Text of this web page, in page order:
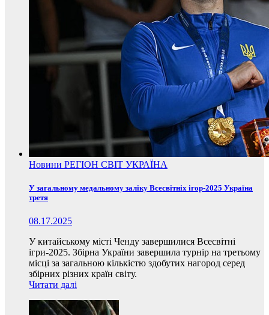
Новини РЕГІОН СВІТ УКРАЇНА
У загальному медальному заліку Всесвітніх ігор-2025 Україна
третя
08.17.2025
У китайському місті Ченду завершилися Всесвітні
ігри-2025. Збірна України завершила турнір на третьому
місці за загальною кількістю здобутих нагород серед
збірних різних країн світу.
Читати далі